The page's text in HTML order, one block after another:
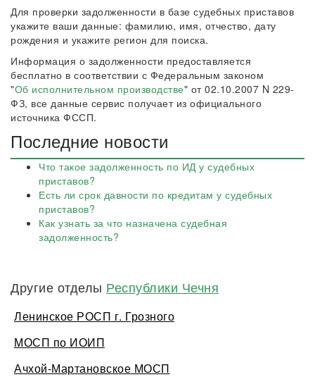
Для проверки задолженности в базе судебных приставов
укажите ваши данные: фамилию, имя, отчество, дату
рождения и укажите регион для поиска.
Информация о задолженности предоставляется
бесплатно в соответствии с Федеральным законом
"Об исполнительном производстве" от 02.10.2007 N 229-
ФЗ, все данные сервис получает из официального
источника ФССП.
Последние новости
Что такое задолженность по ИД у судебных
приставов?
Есть ли срок давности по кредитам у судебных
приставов?
Как узнать за что назначена судебная
задолженность?
Другие отделы Республики Чечня
Ленинское РОСП г. Грозного
МОСП по ИОИП
Ачхой-Мартановское МОСП